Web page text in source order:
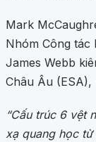
Mark
Nhóm Công tác
James Webb
Châu Âu
“Cấu trúc 6 vệt
xạ quang học từ